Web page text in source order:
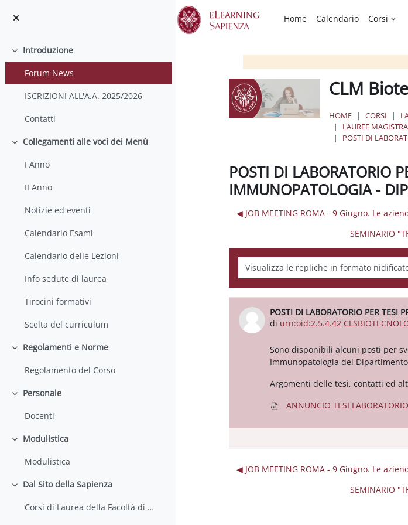
Home
Calendario Corsi
Minimizza
Introduzione
Forum News
ISCRIZIONI ALL'A.A. 2025/2026
Contatti
Minimizza
Collegamenti alle voci dei Menù
I Anno
II Anno
Notizie ed eventi
Calendario Esami
Calendario delle Lezioni
Info sedute di laurea
Tirocini formativi
Scelta del curriculum
Minimizza
Regolamenti e Norme
Regolamento del Corso
Minimizza
Personale
Docenti
Minimizza
Modulistica
Modulistica
Minimizza
Dal Sito della Sapienza
Corsi di Laurea della Facoltà di Farmacia e Medicina
CLM
HOME CORSI
LAUREE
POSTI DI
POSTI DI LABORATORIO
IMMUNOPATOLOGIA -
◀︎ JOB MEETING ROMA - 9 Giugno. Le
SEMINARIO
Modalità visualizzazione
POSTI DI LABORATORIO PER TESI
di urn:oid:2.5.4.42
Numero di risposte: 0
Sono disponibili alcuni posti per
Immunopatologia del
Argomenti delle tesi, contatti ed
ANNUNCIO TESI
◀︎ JOB MEETING ROMA - 9 Giugno. Le
SEMINARIO